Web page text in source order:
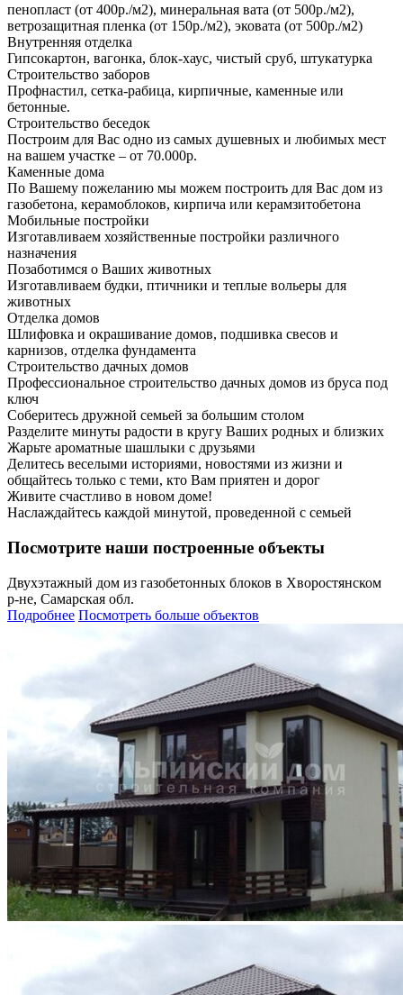
пенопласт (от 400р./м2), минеральная вата (от 500р./м2),
ветрозащитная пленка (от 150р./м2), эковата (от 500р./м2)
Внутренняя отделка
Гипсокартон, вагонка, блок-хаус, чистый сруб, штукатурка
Строительство заборов
Профнастил, сетка-рабица, кирпичные, каменные или
бетонные.
Строительство беседок
Построим для Вас одно из самых душевных и любимых мест
на вашем участке – от 70.000р.
Каменные дома
По Вашему пожеланию мы можем построить для Вас дом из
газобетона, керамоблоков, кирпича или керамзитобетона
Мобильные постройки
Изготавливаем хозяйственные постройки различного
назначения
Позаботимся о Ваших животных
Изготавливаем будки, птичники и теплые вольеры для
животных
Отделка домов
Шлифовка и окрашивание домов, подшивка свесов и
карнизов, отделка фундамента
Строительство дачных домов
Профессиональное строительство дачных домов из бруса под
ключ
Соберитесь дружной семьей за большим столом
Разделите минуты радости в кругу Ваших родных и близких
Жарьте ароматные шашлыки с друзьями
Делитесь веселыми историями, новостями из жизни и
общайтесь только с теми, кто Вам приятен и дорог
Живите счастливо в новом доме!
Наслаждайтесь каждой минутой, проведенной с семьей
Посмотрите наши построенные объекты
Двухэтажный дом из газобетонных блоков в Хворостянском
р-не, Самарская обл.
Подробнее Посмотреть больше объектов